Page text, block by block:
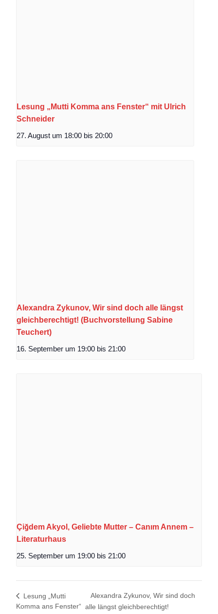
Lesung „Mutti Komma ans Fenster“ mit Ulrich
Schneider
27. August um 18:00 bis 20:00
Alexandra Zykunov, Wir sind doch alle längst
gleichberechtigt! (Buchvorstellung Sabine
Teuchert)
16. September um 19:00 bis 21:00
Çiğdem Akyol, Geliebte Mutter – Canım Annem –
Literaturhaus
25. September um 19:00 bis 21:00
Lesung „Mutti
Komma ans Fenster“
Alexandra Zykunov, Wir sind doch
alle längst gleichberechtigt!